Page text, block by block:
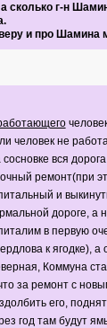
сколько г-н
и про Шамина
человек не
сосновке вся
ремонт(при
и
дороге, а
в первую
к ягодке),
Коммуна
за ремонт с
его,
год там будут